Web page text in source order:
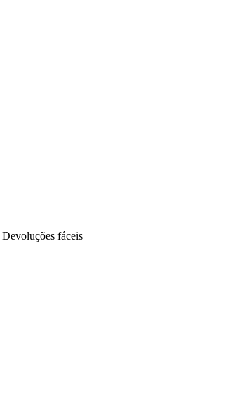
Devoluções fáceis